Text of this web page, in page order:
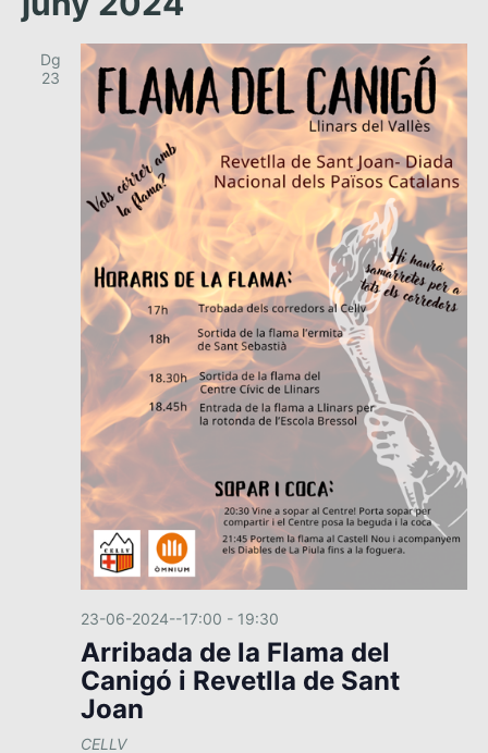
Dg
23
23-06-2024--17:00 - 19:30
Arribada de la Flama del
Canigó i Revetlla de Sant
Joan
CELLV